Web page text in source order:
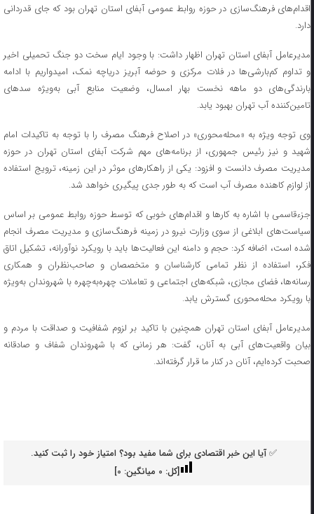
اقدام‌های فرهنگ‌سازی در حوزه روابط عمومی آبفای استان تهران بود که جای قدردانی
دارد.
مدیرعامل آبفای استان تهران اظهار داشت: با وجود ایام سخت دو جنگ تحمیلی اخیر
و تداوم کم‌بارشی‌ها در فلات مرکزی و حوضه آبریز دریاچه نمک، امیدواریم با ادامه
بارندگی‌های دو ماهه نخست بهار امسال، وضعیت منابع آبی به‌ویژه سدهای
تامین‌کننده آب تهران بهبود یابد.
وی توجه ویژه به «محله‌محوری» در اصلاح فرهنگ مصرف را با توجه به تاکیدات امام
شهید و نیز رئیس ‌جمهوری، از برنامه‌های مهم شرکت آبفای استان تهران در حوزه
مدیریت مصرف دانست و افزود: یکی از راهکارهای موثر در این زمینه، ترویج استفاده
از لوازم کاهنده مصرف آب است که به طور جدی پیگیری خواهد شد.
جزءقاسمی با اشاره به کارها و اقدام‌های خوبی که توسط حوزه روابط عمومی بر اساس
سیاست‌های ابلاغی از سوی وزارت نیرو در زمینه فرهنگ‌سازی و مدیریت مصرف انجام
شده است، اضافه کرد: حجم و دامنه این فعالیت‌ها باید با رویکرد نوآورانه، تشکیل اتاق
فکر، استفاده از نظر تمامی کارشناسان و متخصصان و صاحب‌نظران و همکاری
رسانه‌ها، فضای مجازی، شبکه‌های اجتماعی و تعاملات چهره‌به‌چهره با شهروندان به‌ویژه
با رویکرد محله‌محوری گسترش یابد.
مدیرعامل آبفای استان تهران همچنین با تاکید بر لزوم شفافیت و صداقت با مردم و
بیان واقعیت‌های آبی به آنان، گفت: هر زمانی که با شهروندان شفاف و صادقانه
صحبت کرده‌ایم، آنان در کنار ما قرار گرفته‌اند.
✅ آیا این خبر اقتصادی برای شما مفید بود؟ امتیاز خود را ثبت کنید.
[کل: 0میانگین: 0
]